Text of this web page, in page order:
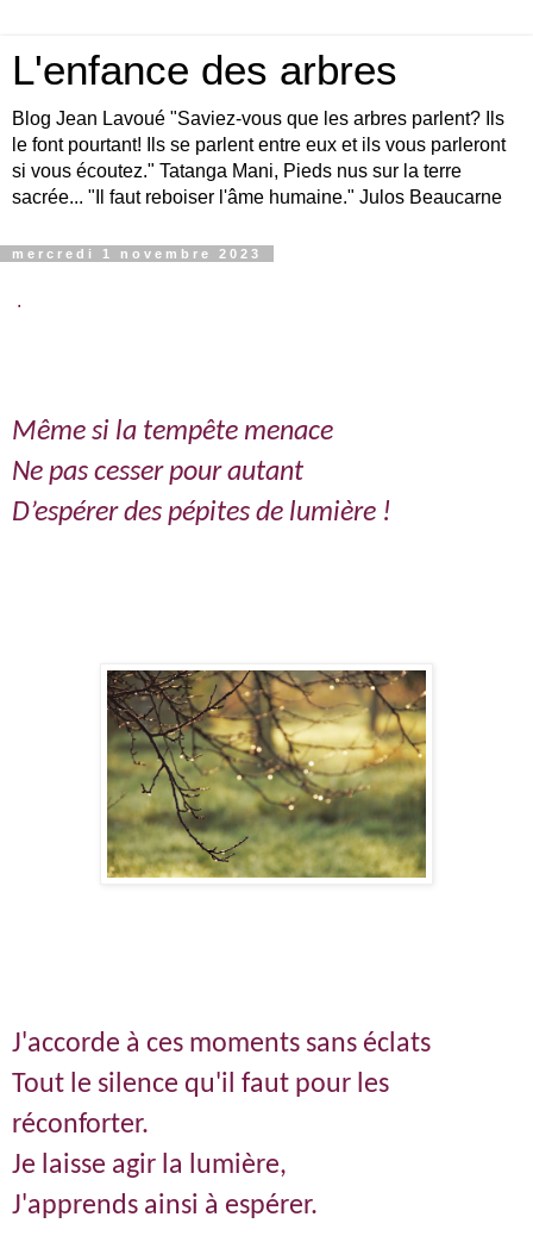
L'enfance des arbres
Blog Jean Lavoué "Saviez-vous que les arbres parlent? Ils
le font pourtant! Ils se parlent entre eux et ils vous parleront
si vous écoutez." Tatanga Mani, Pieds nus sur la terre
sacrée... "Il faut reboiser l'âme humaine." Julos Beaucarne
mercredi 1 novembre 2023
.
Même si la tempête menace
Ne pas cesser pour autant
D’espérer des pépites de lumière !
J'accorde à ces moments sans éclats
Tout le silence qu'il faut pour les
réconforter.
Je laisse agir la lumière,
J'apprends ainsi à espérer.